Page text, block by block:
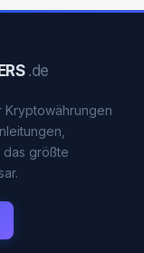
.de
Kryptowährungen
größte